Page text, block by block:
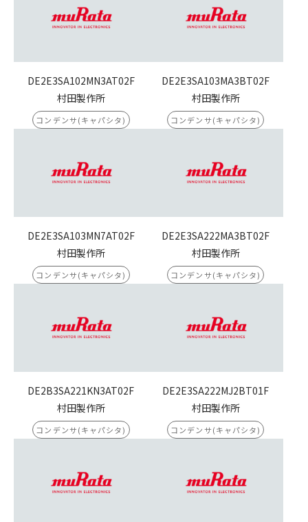
DE2E3SA102MN3AT02F
村田製作所
コンデンサ(キャパシタ)
DE2E3SA103MA3BT02F
村田製作所
コンデンサ(キャパシタ)
DE2E3SA103MN7AT02F
村田製作所
コンデンサ(キャパシタ)
DE2E3SA222MA3BT02F
村田製作所
コンデンサ(キャパシタ)
DE2B3SA221KN3AT02F
村田製作所
コンデンサ(キャパシタ)
DE2E3SA222MJ2BT01F
村田製作所
コンデンサ(キャパシタ)